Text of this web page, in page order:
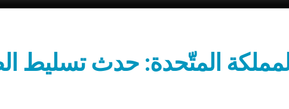
المتّحدة: حدث تسليط